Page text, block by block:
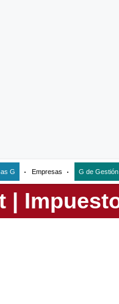
G Empresas G de Gestión